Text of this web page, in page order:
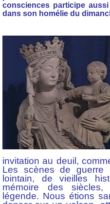
consciences participe
dans son homélie du
invitation au deuil,
Les scènes de guerre
lointain, de vieilles
mémoire des
légende. Nous étions